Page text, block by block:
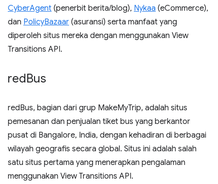
CyberAgent (penerbit berita/blog), Nykaa (eCommerce),
dan PolicyBazaar (asuransi) serta manfaat yang
diperoleh situs mereka dengan menggunakan View
Transitions API.
redBus
redBus, bagian dari grup MakeMyTrip, adalah situs
pemesanan dan penjualan tiket bus yang berkantor
pusat di Bangalore, India, dengan kehadiran di berbagai
wilayah geografis secara global. Situs ini adalah salah
satu situs pertama yang menerapkan pengalaman
menggunakan View Transitions API.